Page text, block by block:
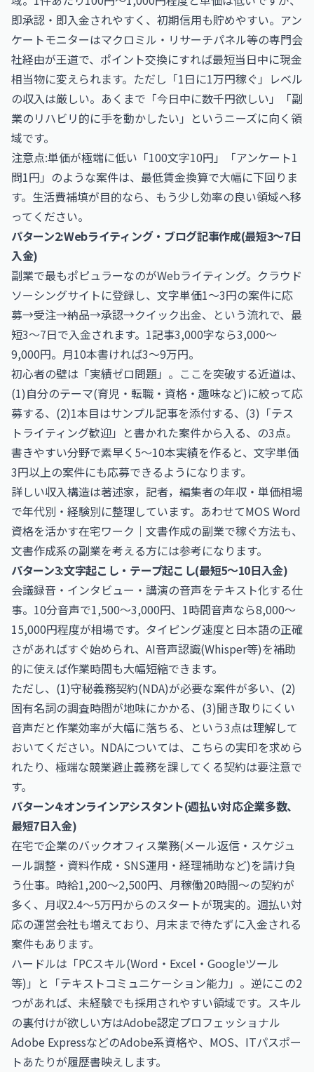
即承認・即入金されやすく、初期信用も貯めやすい。アン
ケートモニターはマクロミル・リサーチパネル等の専門会
社経由が王道で、ポイント交換にすれば最短当日中に現金
相当物に変えられます。ただし「1日に1万円稼ぐ」レベル
の収入は厳しい。あくまで「今日中に数千円欲しい」「副
業のリハビリ的に手を動かしたい」というニーズに向く領
域です。
注意点:単価が極端に低い「100文字10円」「アンケート1
問1円」のような案件は、最低賃金換算で大幅に下回りま
す。生活費補填が目的なら、もう少し効率の良い領域へ移
ってください。
パターン2:Webライティング・ブログ記事作成(最短3〜7日
入金)
副業で最もポピュラーなのがWebライティング。クラウド
ソーシングサイトに登録し、文字単価1〜3円の案件に応
募→受注→納品→承認→クイック出金、という流れで、最
短3〜7日で入金されます。1記事3,000字なら3,000〜
9,000円。月10本書ければ3〜9万円。
初心者の壁は「実績ゼロ問題」。ここを突破する近道は、
(1)自分のテーマ(育児・転職・資格・趣味など)に絞って応
募する、(2)1本目はサンプル記事を添付する、(3)「テス
トライティング歓迎」と書かれた案件から入る、の3点。
書きやすい分野で素早く5〜10本実績を作ると、文字単価
3円以上の案件にも応募できるようになります。
詳しい収入構造は著述家，記者，編集者の年収・単価相場
で年代別・経験別に整理しています。あわせてMOS Word
資格を活かす在宅ワーク｜文書作成の副業で稼ぐ方法も、
文書作成系の副業を考える方には参考になります。
パターン3:文字起こし・テープ起こし(最短5〜10日入金)
会議録音・インタビュー・講演の音声をテキスト化する仕
事。10分音声で1,500〜3,000円、1時間音声なら8,000〜
15,000円程度が相場です。タイピング速度と日本語の正確
さがあればすぐ始められ、AI音声認識(Whisper等)を補助
的に使えば作業時間も大幅短縮できます。
ただし、(1)守秘義務契約(NDA)が必要な案件が多い、(2)
固有名詞の調査時間が地味にかかる、(3)聞き取りにくい
音声だと作業効率が大幅に落ちる、という3点は理解して
おいてください。NDAについては、こちらの実印を求めら
れたり、極端な競業避止義務を課してくる契約は要注意で
す。
パターン4:オンラインアシスタント(週払い対応企業多数、
最短7日入金)
在宅で企業のバックオフィス業務(メール返信・スケジュ
ール調整・資料作成・SNS運用・経理補助など)を請け負
う仕事。時給1,200〜2,500円、月稼働20時間〜の契約が
多く、月収2.4〜5万円からのスタートが現実的。週払い対
応の運営会社も増えており、月末まで待たずに入金される
案件もあります。
ハードルは「PCスキル(Word・Excel・Googleツール
等)」と「テキストコミュニケーション能力」。逆にこの2
つがあれば、未経験でも採用されやすい領域です。スキル
の裏付けが欲しい方はAdobe認定プロフェッショナル
Adobe ExpressなどのAdobe系資格や、MOS、ITパスポー
トあたりが履歴書映えします。